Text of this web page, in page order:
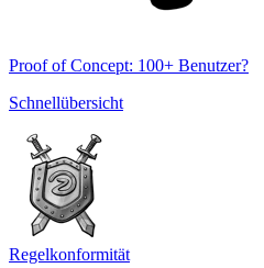
Proof of Concept: 100+ Benutzer?
Schnellübersicht
Regelkonformität